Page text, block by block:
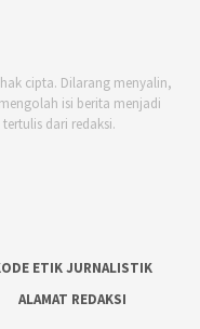
cipta. Dilarang menyalin,
isi berita menjadi
dari redaksi.
ETIK JURNALISTIK
ALAMAT REDAKSI